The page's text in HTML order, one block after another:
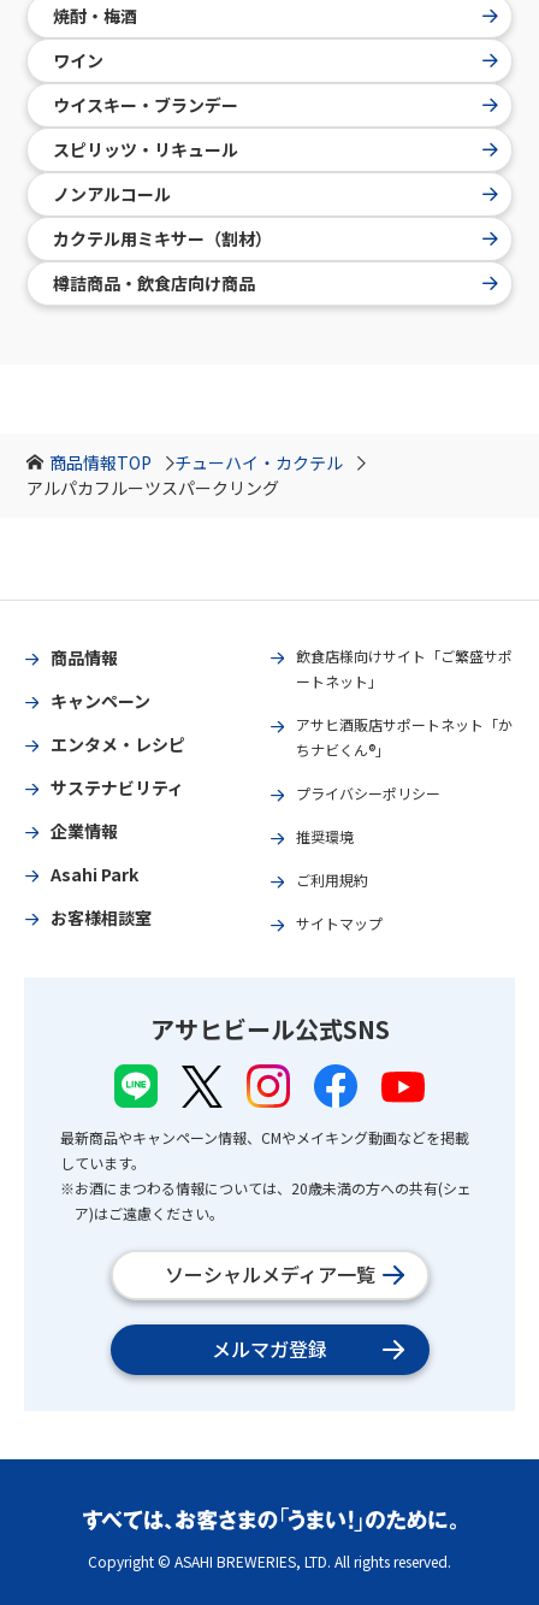
商品情報TOP
チューハイ・カクテル
アルパカフルーツスパークリング
焼酎・梅酒
ワイン
ウイスキー・ブランデー
スピリッツ・リキュール
ノンアルコール
カクテル用ミキサー（割材）
樽詰商品・飲食店向け商品
商品情報
キャンペーン
エンタメ・レシピ
サステナビリティ
企業情報
Asahi Park
お客様相談室
飲食店様向けサイト「ご繁盛サポ
ートネット」
アサヒ酒販店サポートネット「か
ちナビくん®」
プライバシーポリシー
推奨環境
ご利用規約
サイトマップ
アサヒビール公式SNS
最新商品やキャンペーン情報、CMやメイキング動画などを掲載
しています。
※お酒にまつわる情報については、20歳未満の方への共有(シェ
ア)はご遠慮ください。
ソーシャルメディア一覧
メルマガ登録
Copyright © ASAHI BREWERIES, LTD. All rights reserved.